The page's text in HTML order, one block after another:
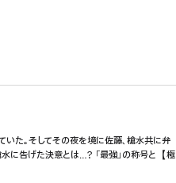
た。そしてその夜を境に佐藤、槍水共に弁
に告げた決意とは…? 「最強」の称号と【極